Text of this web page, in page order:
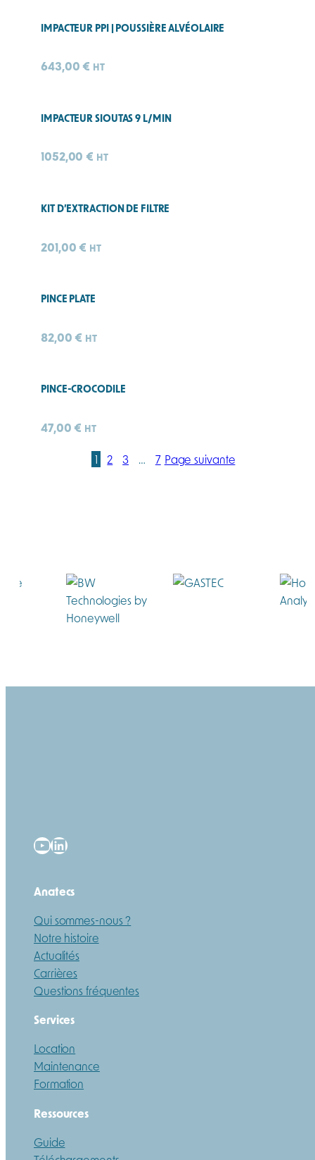
IMPACTEUR PPI | POUSSIÈRE ALVÉOLAIRE
643,00 € HT
IMPACTEUR SIOUTAS 9 L/MIN
1052,00 € HT
KIT D’EXTRACTION DE FILTRE
201,00 € HT
PINCE PLATE
82,00 € HT
PINCE-CROCODILE
47,00 € HT
1 2 3 … 7 Page suivante
YouTube
LinkedIn
Anatecs
Qui sommes-nous ?
Notre histoire
Actualités
Carrières
Questions fréquentes
Services
Location
Maintenance
Formation
Ressources
Guide